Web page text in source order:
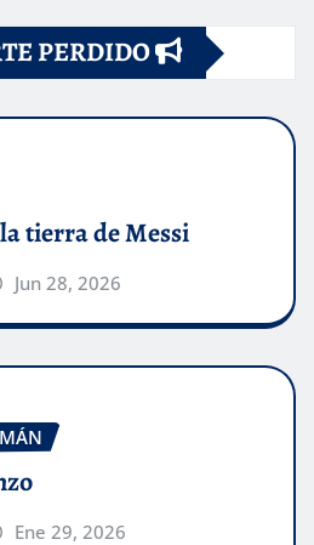
PERDIDO
tierra de Messi
Jun 28, 2026
Ene 29, 2026